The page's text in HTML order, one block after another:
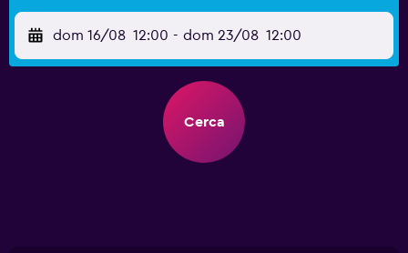
dom 16/08 12:00 - dom 23/08 12:00
Cerca